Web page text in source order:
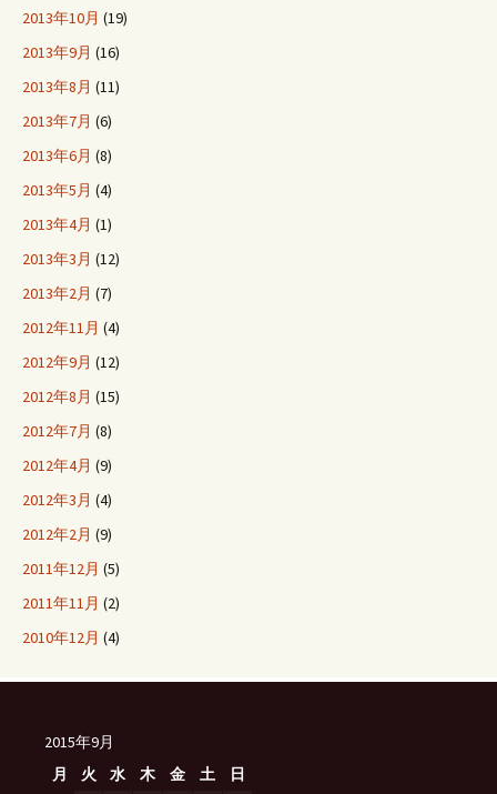
2013年10月 (19)
2013年9月 (16)
2013年8月 (11)
2013年7月 (6)
2013年6月 (8)
2013年5月 (4)
2013年4月 (1)
2013年3月 (12)
2013年2月 (7)
2012年11月 (4)
2012年9月 (12)
2012年8月 (15)
2012年7月 (8)
2012年4月 (9)
2012年3月 (4)
2012年2月 (9)
2011年12月 (5)
2011年11月 (2)
2010年12月 (4)
2015年9月
月
火 水 木 金 土
日